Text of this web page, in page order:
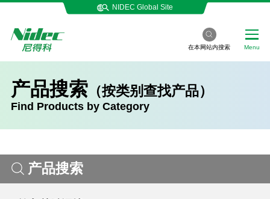
NIDEC Global Site
在本网站内搜索 Menu
产品搜索（按类别查找产品）
Find Products by Category
产品搜索